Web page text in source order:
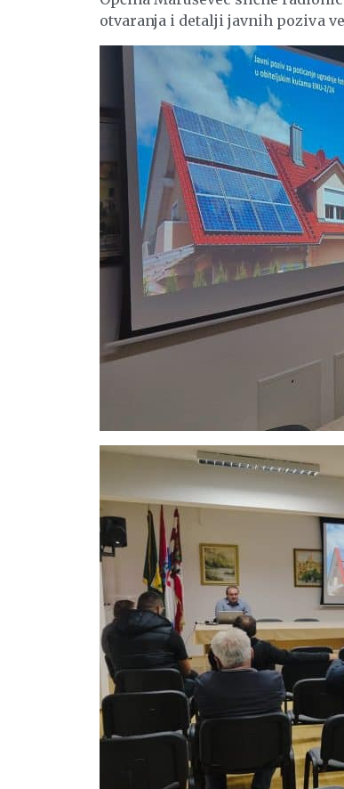
otvaranja i detalji javnih poziva